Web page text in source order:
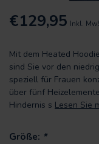
€129,95 Inkl.
Mit dem Heated
sind Sie vor den
speziell für Frauen
über fünf
Hindernis s Lesen Sie
Größe: *